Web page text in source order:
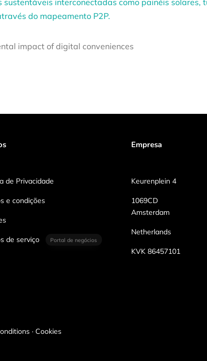
impact of digital conveniences
de Privacidade
e condições
de serviço Portal de negócios
Empresa
Keurenplein 4
1069CD
Amsterdam
Netherlands
KVK 86457101
· Cookies